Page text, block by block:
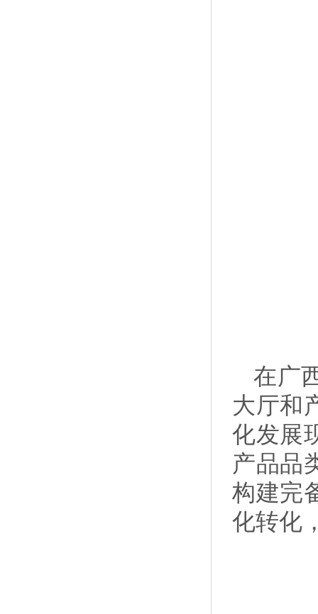
在广
大厅和
化发展
产品品
构建完
化转化